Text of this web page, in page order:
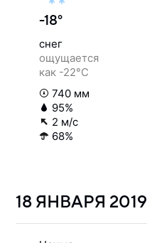
-18°
снег
ощущается
как -22°C
740 мм
95%
2 м/с
68%
18 ЯНВАРЯ 2019